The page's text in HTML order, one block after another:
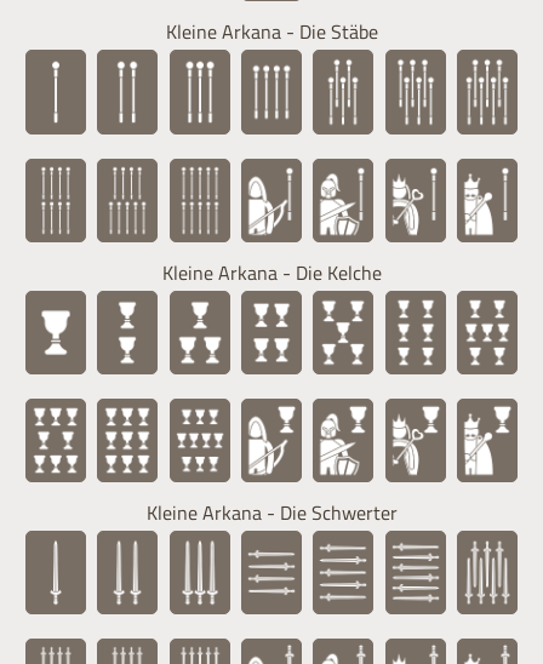
Kleine Arkana - Die Stäbe
Kleine Arkana - Die Kelche
Kleine Arkana - Die Schwerter